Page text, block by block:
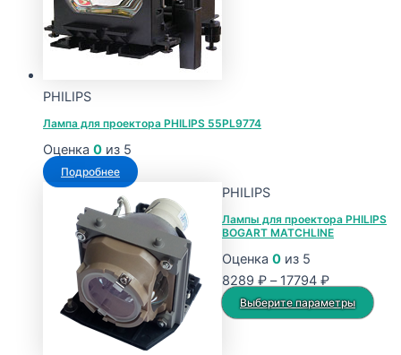
PHILIPS
Лампа для проектора PHILIPS 55PL9774
Оценка 0 из 5
Подробнее
PHILIPS
Лампы для проектора PHILIPS
BOGART MATCHLINE
Оценка 0 из 5
8289 ₽ – 17794 ₽Диапазон
цен:
8289 ₽
Выберите параметры